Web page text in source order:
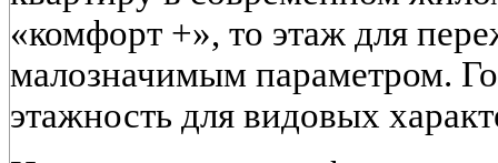
«комфорт +», то этаж для
малозначимым параметром.
этажность для видовых